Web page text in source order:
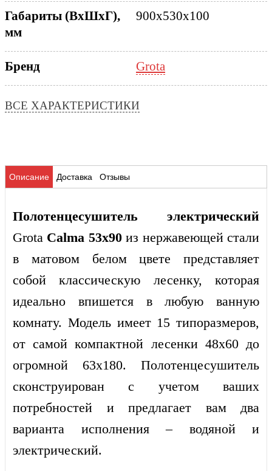
Габариты (ВхШхГ),
мм
900x530x100
Бренд Grota
ВСЕ ХАРАКТЕРИСТИКИ
Описание Доставка Отзывы
Полотенцесушитель электрический
Grota Calma 53x90из нержавеющей стали
в матовом белом цвете представляет
собойклассическую лесенку,которая
идеально впишется в любую ванную
комнату. Модель имеет 15 типоразмеров,
от самой компактной лесенки 48х60 до
огромной 63х180. Полотенцесушитель
сконструирован с учетом ваших
потребностей и предлагает вам два
варианта исполнения – водяной и
электрический.